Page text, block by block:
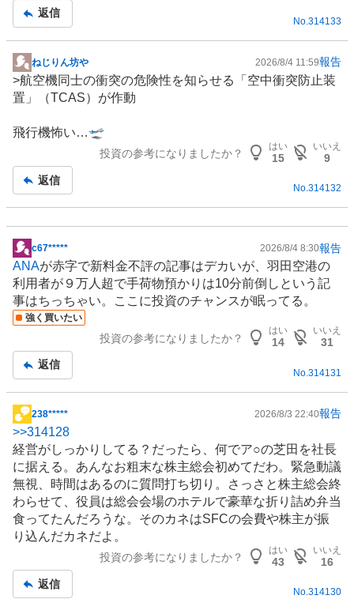
返信
No.314133
掲
示
板
事
ねじりん坊や 2026/8/4 11:59報告
>航空機同士の衝突の危険性を知らせる「空中衝突防止装
置」（TCAS）が作動
飛行機怖い…🛫
投資の参考になりましたか？
はい
15
いいえ
9
返信
No.314132
掲
示
板
記
事
c67***** 2026/8/4 8:30報告
ANAが赤字で新料金不評の記事はデカいが、羽田空港の
利用者が９万人超で手荷物預かりは10分前倒しという記
事はちっちゃい。ここに投資のチャンスが眠ってる。
強く買いたい
投資の参考になりましたか？
はい
14
いいえ
31
返信
No.314131
掲
示
板
記
事
238***** 2026/8/3 22:40報告
>>314128
経営がしっかりしてる？だったら、何でア○の芝田を社長
に据える。あんなお粗末な株主総会初めてだわ。緊急動議
無視、時間はあるのに質問打ち切り。さっさと株主総会終
わらせて、役員は総会会場のホテルで豪華な折り詰め弁当
食ってたんだろうな。そのカネはSFCの会費や株主が振
り込んだカネだよ。
投資の参考になりましたか？
はい
43
いいえ
16
返信
No.314130